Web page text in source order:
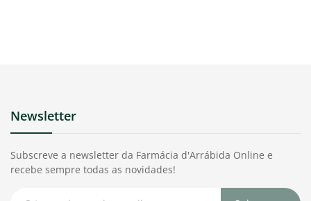
Newsletter
Subscreve a newsletter da Farmácia d'Arrábida Online e
recebe sempre todas as novidades!